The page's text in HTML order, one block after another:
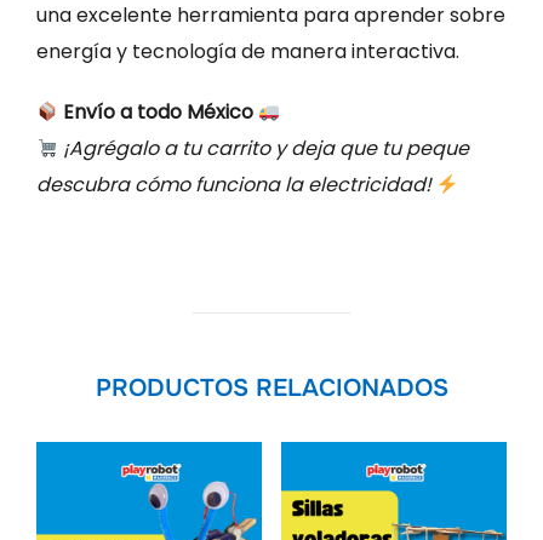
una excelente herramienta para aprender sobre
energía y tecnología de manera interactiva.
Envío a todo México
¡Agrégalo a tu carrito y deja que tu peque
descubra cómo funciona la electricidad!
PRODUCTOS RELACIONADOS